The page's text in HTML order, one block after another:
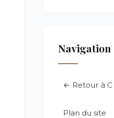
Navigation
← Retour à C
Plan du site